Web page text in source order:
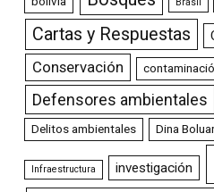
Cartas y Respuestas
Conservación
Defensores ambientales
Delitos ambientales Dina
Infraestructura investigación